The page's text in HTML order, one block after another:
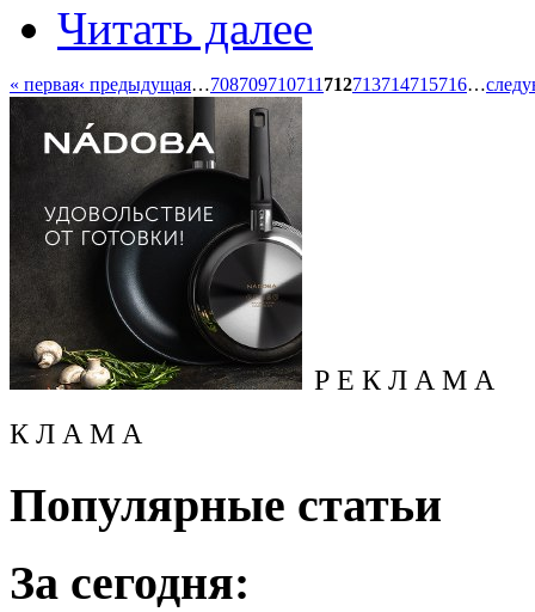
Читать далее
« первая‹ предыдущая…708709710711 712713714715716…
Р Е К Л А М А
К Л А М А
Популярные статьи
За сегодня: